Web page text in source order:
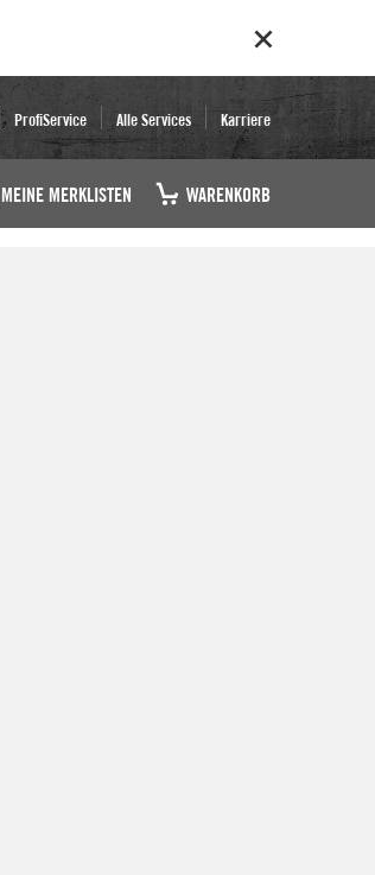
ProfiService Alle Services Karriere
MEINE MERKLISTEN WARENKORB